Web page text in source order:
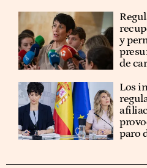
y
de
Los
paro